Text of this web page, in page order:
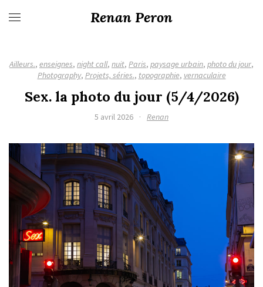
Renan Peron
Ailleurs., enseignes, night call, nuit, Paris, paysage urbain, photo du jour,
Photography, Projets, séries., topographie, vernaculaire
Sex. la photo du jour (5/4/2026)
5 avril 2026 · Renan